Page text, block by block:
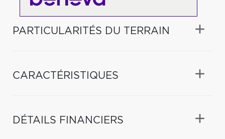
PARTICULARITÉS DU TERRAIN
CARACTÉRISTIQUES
DÉTAILS FINANCIERS